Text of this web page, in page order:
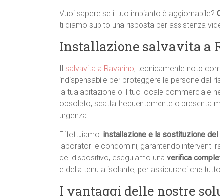
Vuoi sapere se il tuo impianto è aggiornabile?
ti diamo subito una risposta per assistenza
Installazione salvavita a
salvavita a Ravarino, tecnicamente noto
indispensabile per proteggere le persone dal
la tua abitazione o il tuo locale commerciale
obsoleto, scatta frequentemente o presenta
urgenza.
Effettuiamo l installazione e la sostituzione del
laboratori e condomini, garantendo interventi
del dispositivo, eseguiamo una verifica
e della tenuta isolante, per assicurarci che
I vantaggi delle nostre